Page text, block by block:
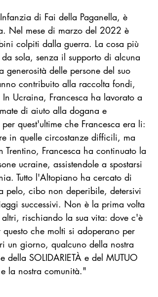
Comune Inspiration Modello Palermo
di Fai della Paganella, è
Nel mese di marzo del 2022 è
colpiti dalla guerra. La cosa più
sola, senza il supporto di alcuna
delle persone del suo
contribuito alla raccolta fondi,
Ucraina, Francesca ha lavorato a
di aiuto alla dogana e
quest'ultime che Francesca era li:
in quelle circostanze difficili, ma
Trentino, Francesca ha continuato la
ucraine, assistendole a spostarsi
Tutto l'Altopiano ha cercato di
pelo, cibo non deperibile, detersivi
successivi. Non è la prima volta
rischiando la sua vita: dove c'è
che molti si adoperano per
un giorno, qualcuno della nostra
SOLIDARIETÀ e del MUTUO
la nostra comunità."